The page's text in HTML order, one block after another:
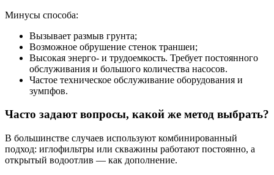
Минусы способа:
Вызывает размыв грунта;
Возможное обрушение стенок траншеи;
Высокая энерго- и трудоемкость. Требует постоянного
обслуживания и большого количества насосов.
Частое техническое обслуживание оборудования и
зумпфов.
Часто задают вопросы, какой же метод выбрать?
В большинстве случаев используют комбинированный
подход: иглофильтры или скважины работают постоянно, а
открытый водоотлив — как дополнение.